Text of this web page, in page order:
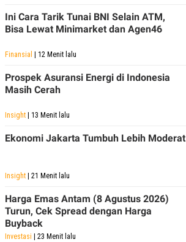
Ini Cara Tarik Tunai BNI Selain ATM,
Bisa Lewat Minimarket dan Agen46
Finansial | 12 Menit lalu
Prospek Asuransi Energi di Indonesia
Masih Cerah
Insight | 13 Menit lalu
Ekonomi Jakarta Tumbuh Lebih Moderat
Insight | 21 Menit lalu
Harga Emas Antam (8 Agustus 2026)
Turun, Cek Spread dengan Harga
Buyback
Investasi | 23 Menit lalu